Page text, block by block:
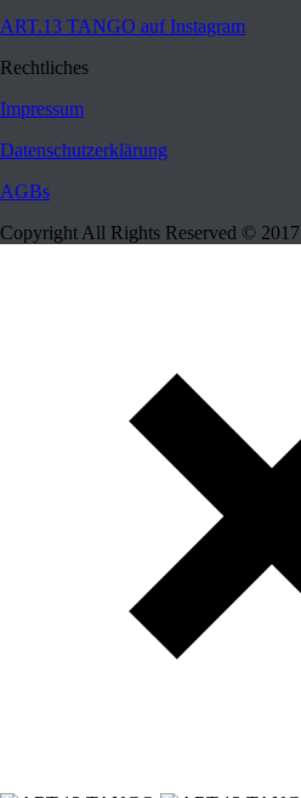
ART.13 TANGO auf Instagram
Rechtliches
Impressum
Datenschutzerklärung
AGBs
Copyright All Rights Reserved © 2017